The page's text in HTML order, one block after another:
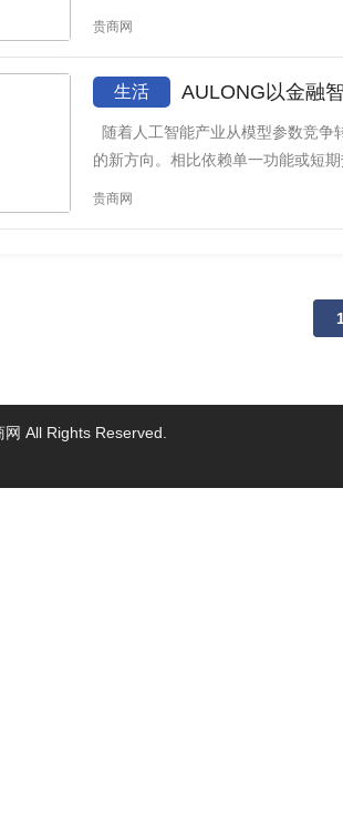
贵商网
生活 AULONG以金融
的新方向。相比依赖单一功能或短
贵商网
All Rights Reserved.